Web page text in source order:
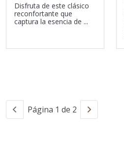
Disfruta de este clásico
reconfortante que
captura la esencia de ...
Página 1 de 2